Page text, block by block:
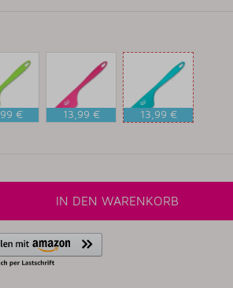
€ 13,99 € 13,99 €
IN DEN WARENKORB